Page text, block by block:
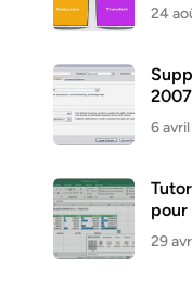
24
6
pour
29